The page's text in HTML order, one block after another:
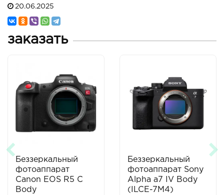
20.06.2025
заказать
Беззеркальный
фотоаппарат
Canon EOS R5 C
Body
Беззеркальный
фотоаппарат Sony
Alpha a7 IV Body
(ILCE-7M4)